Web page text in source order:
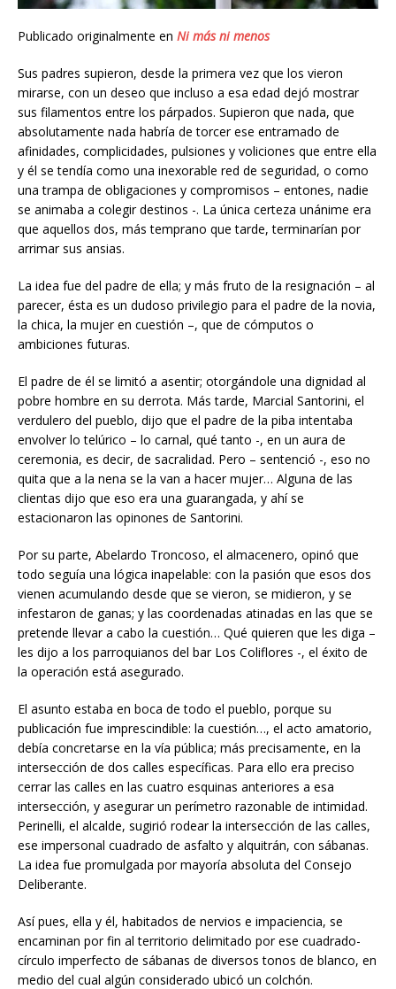
Publicado originalmente en Ni más ni menos
Sus padres supieron, desde la primera vez que los vieron
mirarse, con un deseo que incluso a esa edad dejó mostrar
sus filamentos entre los párpados. Supieron que nada, que
absolutamente nada habría de torcer ese entramado de
afinidades, complicidades, pulsiones y voliciones que entre ella
y él se tendía como una inexorable red de seguridad, o como
una trampa de obligaciones y compromisos – entones, nadie
se animaba a colegir destinos -. La única certeza unánime era
que aquellos dos, más temprano que tarde, terminarían por
arrimar sus ansias.
La idea fue del padre de ella; y más fruto de la resignación – al
parecer, ésta es un dudoso privilegio para el padre de la novia,
la chica, la mujer en cuestión –, que de cómputos o
ambiciones futuras.
El padre de él se limitó a asentir; otorgándole una dignidad al
pobre hombre en su derrota. Más tarde, Marcial Santorini, el
verdulero del pueblo, dijo que el padre de la piba intentaba
envolver lo telúrico – lo carnal, qué tanto -, en un aura de
ceremonia, es decir, de sacralidad. Pero – sentenció -, eso no
quita que a la nena se la van a hacer mujer… Alguna de las
clientas dijo que eso era una guarangada, y ahí se
estacionaron las opinones de Santorini.
Por su parte, Abelardo Troncoso, el almacenero, opinó que
todo seguía una lógica inapelable: con la pasión que esos dos
vienen acumulando desde que se vieron, se midieron, y se
infestaron de ganas; y las coordenadas atinadas en las que se
pretende llevar a cabo la cuestión… Qué quieren que les diga –
les dijo a los parroquianos del bar Los Coliflores -, el éxito de
la operación está asegurado.
El asunto estaba en boca de todo el pueblo, porque su
publicación fue imprescindible: la cuestión…, el acto amatorio,
debía concretarse en la vía pública; más precisamente, en la
intersección de dos calles específicas. Para ello era preciso
cerrar las calles en las cuatro esquinas anteriores a esa
intersección, y asegurar un perímetro razonable de intimidad.
Perinelli, el alcalde, sugirió rodear la intersección de las calles,
ese impersonal cuadrado de asfalto y alquitrán, con sábanas.
La idea fue promulgada por mayoría absoluta del Consejo
Deliberante.
Así pues, ella y él, habitados de nervios e impaciencia, se
encaminan por fin al territorio delimitado por ese cuadrado-
círculo imperfecto de sábanas de diversos tonos de blanco, en
medio del cual algún considerado ubicó un colchón.